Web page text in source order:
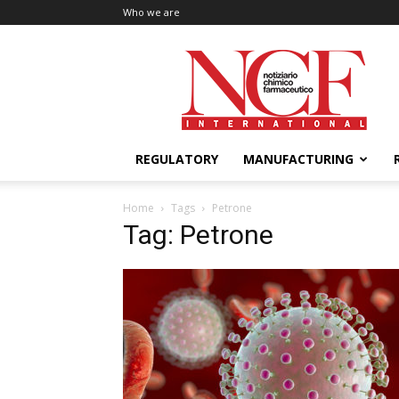
Who we are
NCF
International
REGULATORY MANUFACTURING
Home Tags Petrone
Tag: Petrone